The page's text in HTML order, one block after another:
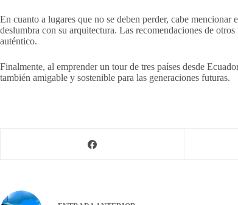
En cuanto a lugares que no se deben perder, cabe
deslumbra con su arquitectura. Las recomendaciones de
auténtico.
Finalmente, al emprender un tour de tres países desde
también amigable y sostenible para las generaciones futuras.